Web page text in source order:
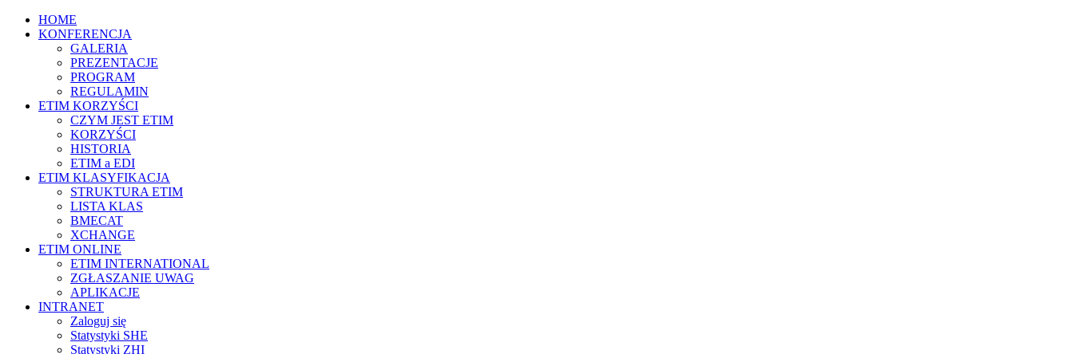
HOME
KONFERENCJA
GALERIA
PREZENTACJE
PROGRAM
REGULAMIN
ETIM KORZYŚCI
CZYM JEST ETIM
KORZYŚCI
HISTORIA
ETIM a EDI
ETIM KLASYFIKACJA
STRUKTURA ETIM
LISTA KLAS
BMECAT
XCHANGE
ETIM ONLINE
ETIM INTERNATIONAL
ZGŁASZANIE UWAG
APLIKACJE
INTRANET
Zaloguj się
Statystyki SHE
Statystyki ZHI